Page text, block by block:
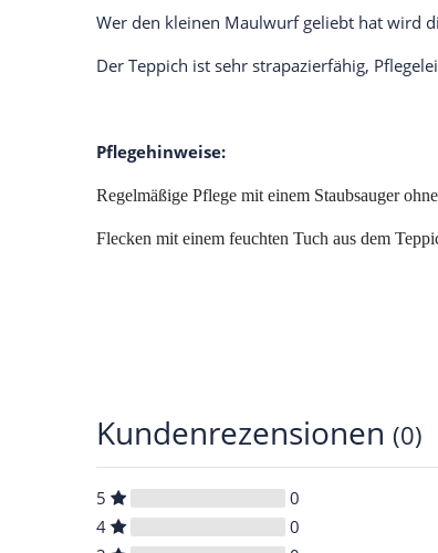
Wer den kleinen Maulwurf geliebt hat wird
Der Teppich ist sehr strapazierfähig,
Pflegehinweise:
Regelmäßige Pflege mit einem Staubsauger
Flecken mit einem feuchten Tuch aus dem
Kundenrezensionen (0)
5
0
4
0